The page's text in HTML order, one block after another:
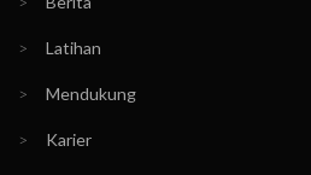
> Latihan
> Mendukung
> Karier